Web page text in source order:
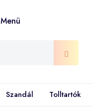
Menü
Szandál Tolltartók